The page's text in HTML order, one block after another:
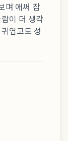
며 애써 잠
이 더 생각
엽고도 성